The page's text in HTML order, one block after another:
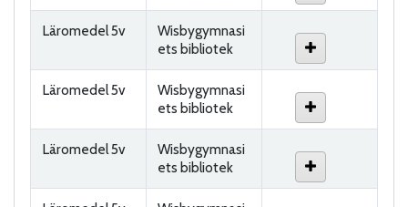
Läromedel 5v
Wisbygymnasi
ets bibliotek
Läromedel 5v
Wisbygymnasi
ets bibliotek
Läromedel 5v
Wisbygymnasi
ets bibliotek